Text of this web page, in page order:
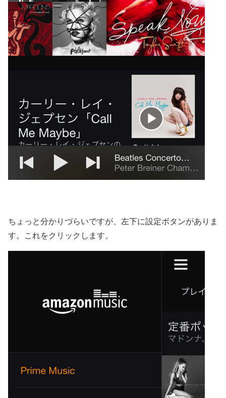
ちょっと分かりづらいですが、左下に設定ボタンがありま
す。これをクリックします。